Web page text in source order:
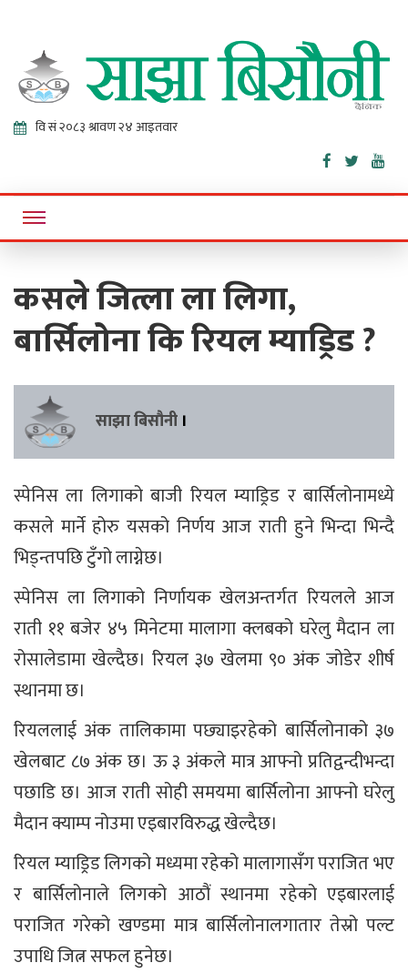
Sajha
Bisaunee
Online News Portal
कसले जित्ला ला लिगा,
बार्सिलोना कि रियल म्याड्रिड ?
साझा बिसौनी ।
स्पेनिस ला लिगाको बाजी रियल म्याड्रिड र बार्सिलोनामध्ये
कसले मार्ने होरु यसको निर्णय आज राती हुने भिन्दा भिन्दै
भिड्न्तपछि टुँगो लाग्नेछ।
स्पेनिस ला लिगाको निर्णायक खेलअन्तर्गत रियलले आज
राती ११ बजेर ४५ मिनेटमा मालागा क्लबको घरेलु मैदान ला
रोसालेडामा खेल्दैछ। रियल ३७ खेलमा ९० अंक जोडेर शीर्ष
स्थानमा छ।
रियललाई अंक तालिकामा पछ्याइरहेको बार्सिलोनाको ३७
खेलबाट ८७ अंक छ। ऊ ३ अंकले मात्र आफ्नो प्रतिद्वन्दीभन्दा
पछाडि छ। आज राती सोही समयमा बार्सिलोना आफ्नो घरेलु
मैदान क्याम्प नोउमा एइबारविरुद्ध खेल्दैछ।
रियल म्याड्रिड लिगको मध्यमा रहेको मालागासँग पराजित भए
र बार्सिलोनाले लिगको आठौं स्थानमा रहेको एइबारलाई
पराजित गरेको खण्डमा मात्र बार्सिलोनालगातार तेस्रो पल्ट
उपाधि जित्न सफल हुनेछ।